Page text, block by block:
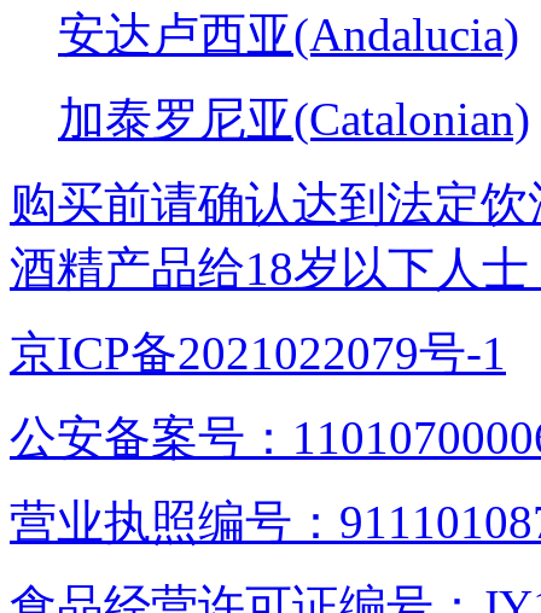
安达卢西亚(Andalucia)
加泰罗尼亚(Catalonian)
购买前请确认达到法定
酒精产品给18岁以下人士
京ICP备2021022079号-1
公安备案号：
营业执照编号：